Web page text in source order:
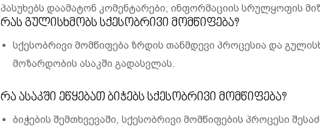
პასუხებს დაამატონ კომენტარები, ინფორმაციის სრულყოფის
რას გულისხმობს სქესობრივი მომწიფება?
სქესობრივი მომწიფება ზრდის თანმდევი პროცესია და
მოზარდობის ასაკში გადასვლას.
რა ასაკში ეწყებათ ბიჭებს სქესობრივი მომწიფება?
ბიჭების შემთხვევაში, სქესობრივი მომწიფების პროცესი